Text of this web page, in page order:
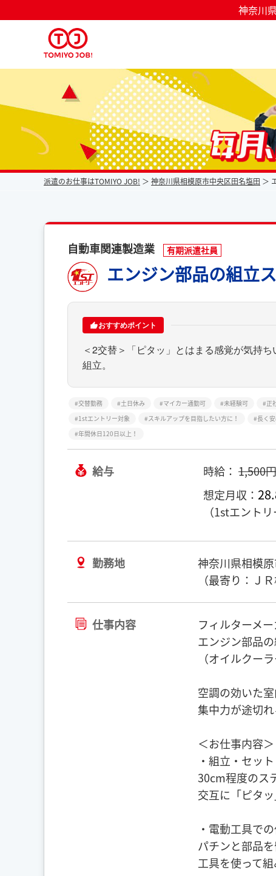
神奈川
派遣なら毎月時給が上がるトミヨジョブ
派遣のお仕事はTOMIYO JOB! 神奈川県相模原市中央区田名塩田
自動車関連製造業 有期派遣社員
エンジン部品の組立
おすすめポイント
＜2交替＞「ピタッ」とはまる感覚が気持
組立。
交替勤務 土日休み マイカー通勤可 未経験可 正
1stエントリー対象
スキルアップを目指したい方に！ 長く
年間休日120日以上！
給与 時給： 1,500
想定月収：
（1stエント
勤務地
神奈川県相模
（最寄り：Ｊ
仕事内容
フィルターメー
エンジン部品の
（オイルクー
空調の効いた室
集中力が途切
＜お仕事内容＞
・組立・セット
30cm程度のス
交互に「ピタ
・電動工具で
パチンと部品を
工具を使って組